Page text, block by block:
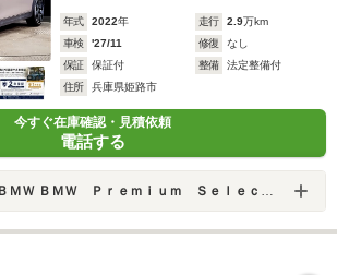
年式 2022年 走行 2.9万km
車検
'27/11 修復
なし
保証
保証付 整備
法定整備付
住所
兵庫県姫路市
今すぐ在庫確認・見積依頼
電話する
ＢＭＷ Ｐｒｅｍｉｕｍ Ｓｅｌｅｃｔｉｏｎ 姫路